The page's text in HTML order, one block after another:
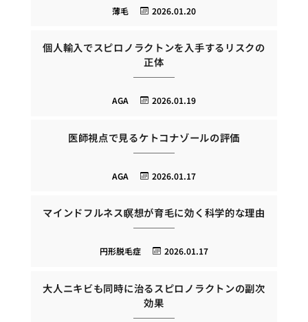
2026.01.20
薄毛
個人輸入でスピロノラクトンを入手するリスクの
正体
2026.01.19
AGA
医師視点で見るケトコナゾールの評価
2026.01.17
AGA
マインドフルネス瞑想が育毛に効く科学的な理由
2026.01.17
円形脱毛症
大人ニキビも同時に治るスピロノラクトンの副次
効果